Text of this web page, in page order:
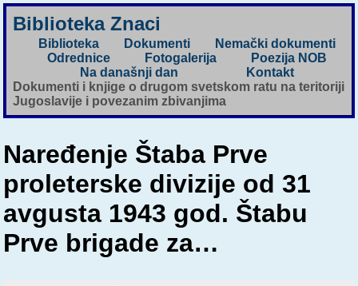
Biblioteka Znaci
Biblioteka Dokumenti
Nemački dokumenti
Odrednice
Fotogalerija
Poezija NOB
Na današnji dan
Kontakt
Dokumenti i knjige o drugom svetskom ratu na teritoriji
Jugoslavije i povezanim zbivanjima
Naređenje Štaba Prve
proleterske divizije od 31
avgusta 1943 god. Štabu
Prve brigade za…